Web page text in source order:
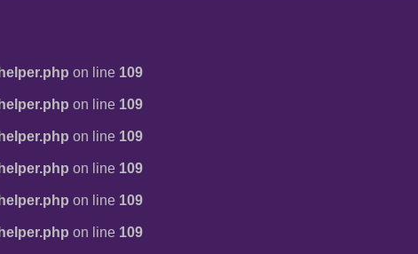
on line 109
on line 109
on line 109
on line 109
on line 109
on line 109